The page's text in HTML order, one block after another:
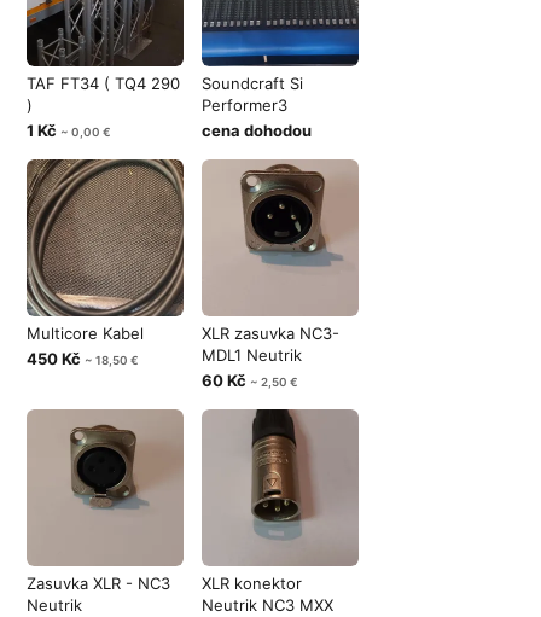
TAF FT34 ( TQ4 290
)
1 Kč ~ 0,00 €
Soundcraft Si
Performer3
cena dohodou
Multicore Kabel
450 Kč ~ 18,50 €
XLR zasuvka NC3-
MDL1 Neutrik
60 Kč ~ 2,50 €
Zasuvka XLR - NC3
Neutrik
XLR konektor
Neutrik NC3 MXX